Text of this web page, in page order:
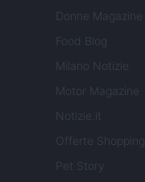
Donne Magazine
Food Blog
Milano Notizie
Motor Magazine
Notizie.it
Offerte Shopping
Pet Story